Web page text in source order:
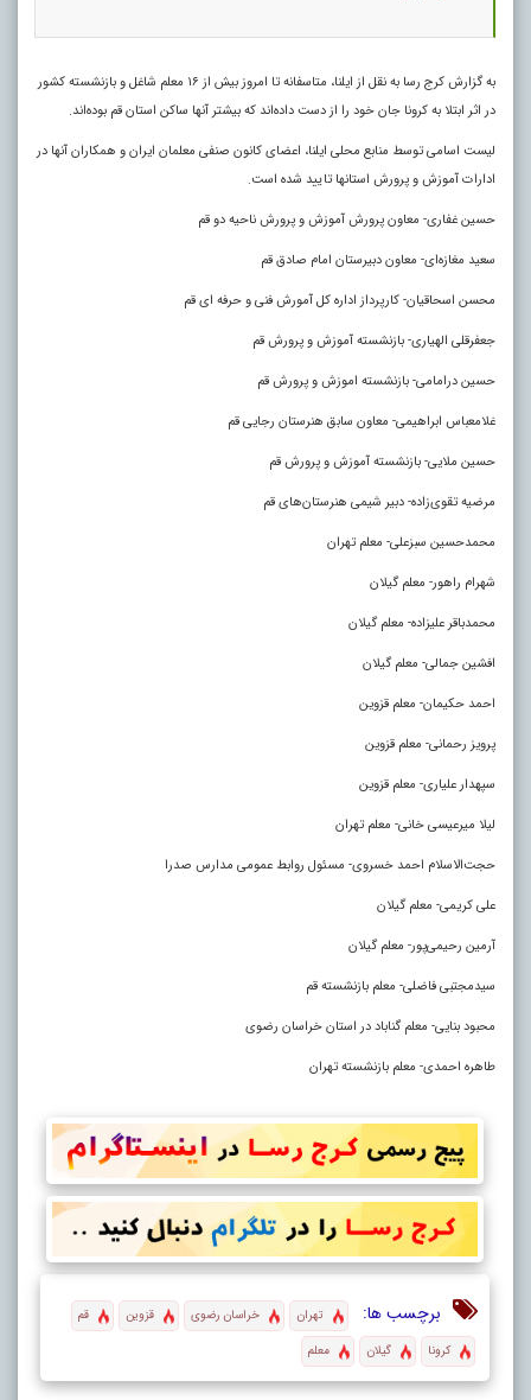
به گزارش کرج رسا به نقل از ایلنا، متاسفانه تا امروز بیش از ۱۶ معلم شاغل و بازنشسته کشور
در اثر ابتلا به کرونا جان خود را از دست داده‌اند که بیشتر آنها ساکن استان قم بوده‌اند.
لیست اسامی توسط منابع محلی ایلنا، اعضای کانون صنفی معلمان ایران و همکاران آنها در
ادارات آموزش و پرورش استانها تایید شده است.
حسین غفاری- معاون پرورش آموزش و پرورش ناحیه دو قم
سعید مغازه‌ای- معاون دبیرستان امام صادق قم
محسن اسحاقیان- کارپرداز اداره کل آمورش فنی و حرفه‌ ای قم
جعفرقلی الهیاری- بازنشسته آموزش و پرورش قم
حسین درامامی- بازنشسته اموزش و پرورش قم
غلامعباس ابراهیمی- معاون سابق هنرستان رجایی قم
حسین ملایی- بازنشسته آموزش و پرورش قم
مرضیه تقوی‌زاده- دبیر شیمی هنرستان‌های قم
محمدحسین سبزعلی- معلم تهران
شهرام راهور- معلم گیلان
محمدباقر علیزاده- معلم گیلان
افشین جمالی- معلم گیلان
احمد حکیمان- معلم قزوین
پرویز رحمانی- معلم قزوین
سپهدار علیاری- معلم قزوین
لیلا میرعیسی خانی- معلم تهران
حجت‌الاسلام احمد خسروی- مسئول روابط عمومی مدارس صدرا
علی کریمی- معلم گیلان
آرمین رحیمی‌پور- معلم گیلان
سیدمجتبی فاضلی- معلم بازنشسته قم
محبود بنایی- معلم گناباد در استان خراسان رضوی
طاهره احمدی- معلم بازنشسته تهران
برچسب ها: تهران خراسان رضوی قزوین
قم
کرونا
گیلان معلم